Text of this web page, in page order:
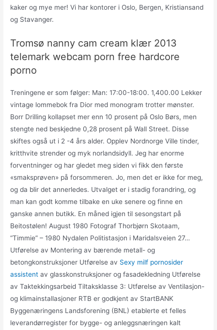
kaker og mye mer! Vi har kontorer i Oslo, Bergen, Kristiansand
og Stavanger.
Tromsø nanny cam cream klær 2013
telemark webcam porn free hardcore
porno
Treningene er som følger: Man: 17:00-18:00. 1,400.00 Lekker
vintage lommebok fra Dior med monogram trotter mønster.
Borr Drilling kollapset mer enn 10 prosent på Oslo Børs, men
stengte ned beskjedne 0,28 prosent på Wall Street. Disse
skiftes også ut i 2 -4 års alder. Opplev Nordnorge Ville tinder,
kritthvite strender og myk norlandsidyll. Jeg har enorme
forventninger og har gledet meg siden vi fikk den første
«smaksprøven» på forsommeren. Jo, men det er ikke for meg,
og da blir det annerledes. Utvalget er i stadig forandring, og
man kan godt komme tilbake en uke senere og finne en
ganske annen butikk. En måned igjen til sesongstart på
Beitostølen! August 1980 Fotograf Thorbjørn Skotaam,
“Timmie” – 1980 Nydalen Politistasjon i Maridalsveien 27…
Utførelse av Montering av bærende metall- og
betongkonstruksjoner Utførelse av Sexy milf pornosider
assistent av glasskonstruksjoner og fasadekledning Utførelse
av Taktekkingsarbeid Tiltaksklasse 3: Utførelse av Ventilasjon-
og klimainstallasjoner RTB er godkjent av StartBANK
Byggenæringens Landsforening (BNL) etablerte et felles
leverandørregister for bygge- og anleggsnæringen kalt